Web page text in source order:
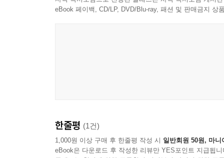
〈인간극장〉 “백 년을 살아보니” 영상이 나가고
세상은 눈부시게 변했다. 그러나 사람 사는 곳의
는 믿는다. 한 통의 전화에 담긴 공감과 조용한 사
eBook 페이백, CD/LP, DVD/Blu-ray, 패션 및 판매금지 상
한줄평 (1건)
1,000원 이상 구매 후 한줄평 작성 시 일반회원 50원, 마니
eBook은 다운로드 후 작성한 리뷰만 YES포인트 지급됩니